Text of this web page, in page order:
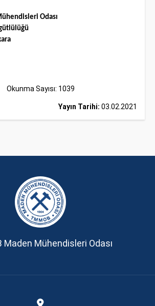
Odası
Okunma Sayısı: 1039
Yayın Tarihi: 03.02.2021
Maden Mühendisleri Odası